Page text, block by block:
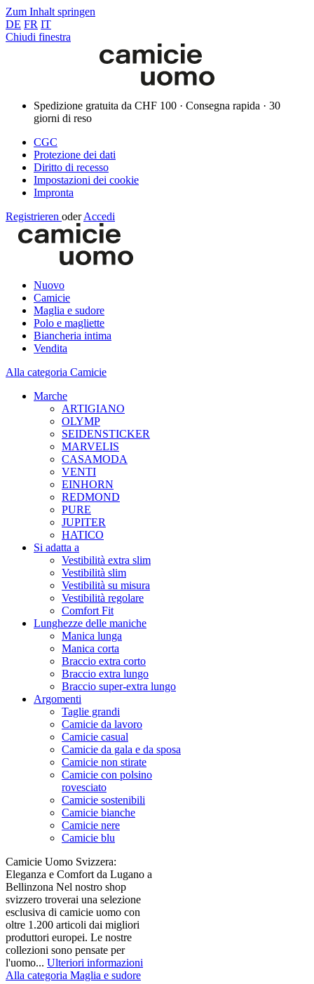
Zum Inhalt springen
DE FR IT
Chiudi finestra
Spedizione gratuita da CHF 100 · Consegna rapida · 30
giorni di reso
CGC
Protezione dei dati
Diritto di recesso
Impostazioni dei cookie
Impronta
Registrieren oder Accedi
Nuovo
Camicie
Maglia e sudore
Polo e magliette
Biancheria intima
Vendita
Alla categoria Camicie
Marche
ARTIGIANO
OLYMP
SEIDENSTICKER
MARVELIS
CASAMODA
VENTI
EINHORN
REDMOND
PURE
JUPITER
HATICO
Si adatta a
Vestibilità extra slim
Vestibilità slim
Vestibilità su misura
Vestibilità regolare
Comfort Fit
Lunghezze delle maniche
Manica lunga
Manica corta
Braccio extra corto
Braccio extra lungo
Braccio super-extra lungo
Argomenti
Taglie grandi
Camicie da lavoro
Camicie casual
Camicie da gala e da sposa
Camicie non stirate
Camicie con polsino
rovesciato
Camicie sostenibili
Camicie bianche
Camicie nere
Camicie blu
Camicie Uomo Svizzera:
Eleganza e Comfort da Lugano a
Bellinzona Nel nostro shop
svizzero troverai una selezione
esclusiva di camicie uomo con
oltre 1.200 articoli dai migliori
produttori europei. Le nostre
collezioni sono pensate per
l'uomo... Ulteriori informazioni
Alla categoria Maglia e sudore